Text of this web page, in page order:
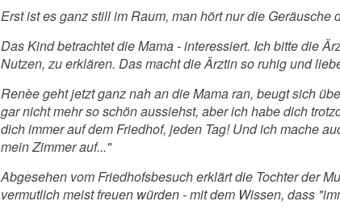
Erst ist es ganz still im Raum, man hört nur die Geräusche
Das Kind betrachtet die Mama - interessiert. Ich bitte die
Nutzen, zu erklären. Das macht die Ärztin so ruhig und
Renèe geht jetzt ganz nah an die Mama ran, beugt sich
gar nicht mehr so schön aussiehst, aber ich habe dich
dich immer auf dem Friedhof, jeden Tag! Und ich mache
mein Zimmer auf..."
Abgesehen vom Friedhofsbesuch erklärt die Tochter der
vermutlich meist freuen würden - mit dem Wissen, dass